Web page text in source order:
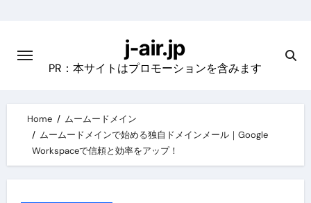
content
j-air.jp
PR：本サイトはプロモーションを含みます
Home
ムームードメイン
ムームードメインで始める独自ドメインメール｜Google
Workspaceで信頼と効率をアップ！